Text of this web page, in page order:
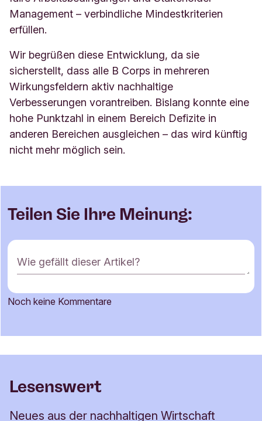
Management – verbindliche Mindestkriterien
erfüllen.
Wir begrüßen diese Entwicklung, da sie
sicherstellt, dass alle B Corps in mehreren
Wirkungsfeldern aktiv nachhaltige
Verbesserungen vorantreiben. Bislang konnte eine
hohe Punktzahl in einem Bereich Defizite in
anderen Bereichen ausgleichen – das wird künftig
nicht mehr möglich sein.
Teilen Sie Ihre Meinung:
K
o
m
t
o
m
Wie gefällt dieser Artikel?
Noch keine Kommentare
Lesenswert
Neues aus der nachhaltigen Wirtschaft